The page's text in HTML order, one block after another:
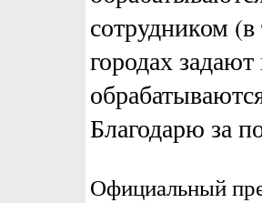
сотрудником
городах
Благодарю за
Официальный